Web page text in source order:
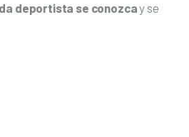
deportista se conozca y se